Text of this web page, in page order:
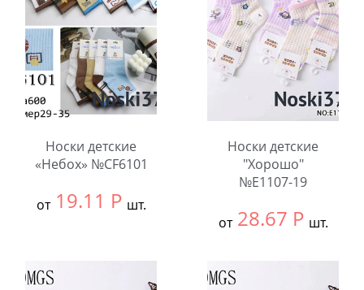
Количество: Количество:
Носки детские
«Небох» №CF6101
от 19.11 Р шт.
В упаковке:
10
Носки детские
"Хорошо"
№E1107-19
от 28.67 Р шт.